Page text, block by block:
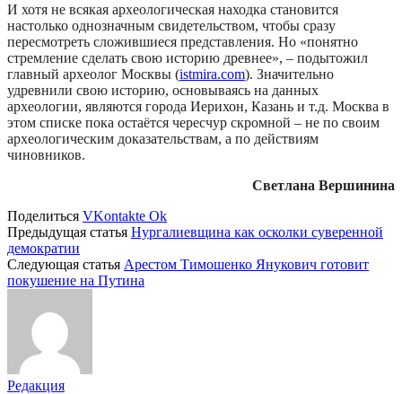
И хотя не всякая археологическая находка становится
настолько однозначным свидетельством, чтобы сразу
пересмотреть сложившиеся представления. Но «понятно
стремление сделать свою историю древнее», – подытожил
главный археолог Москвы (istmira.com). Значительно
удревнили свою историю, основываясь на данных
археологии, являются города Иерихон, Казань и т.д. Москва в
этом списке пока остаётся чересчур скромной – не по своим
археологическим доказательствам, а по действиям
чиновников.
Светлана Вершинина
Поделиться VKontakte Ok
Предыдущая статья Нургалиевщина как осколки суверенной
демократии
Следующая статья Арестом Тимошенко Янукович готовит
покушение на Путина
Редакция